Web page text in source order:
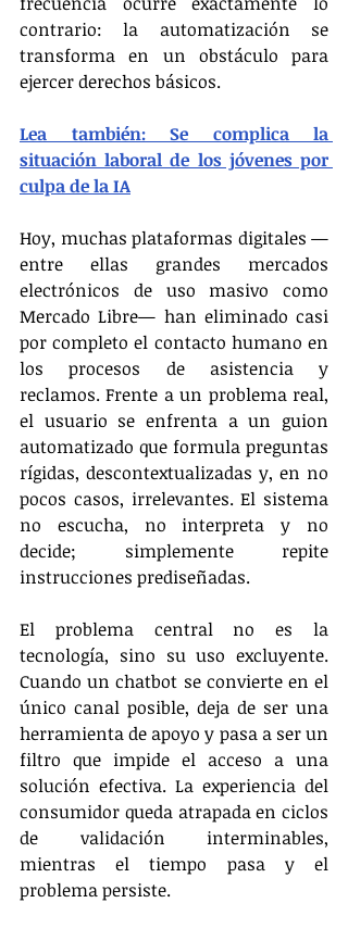
contrario: la automatización se
transforma en un obstáculo para
ejercer derechos básicos.
Lea también: Se complica la
situación laboral de los jóvenes por
culpa de la IA
Hoy, muchas plataformas digitales —
entre ellas grandes mercados
electrónicos de uso masivo como
Mercado Libre— han eliminado casi
por completo el contacto humano en
los procesos de asistencia y
reclamos. Frente a un problema real,
el usuario se enfrenta a un guion
automatizado que formula preguntas
rígidas, descontextualizadas y, en no
pocos casos, irrelevantes. El sistema
no escucha, no interpreta y no
decide; simplemente repite
instrucciones prediseñadas.
El problema central no es la
tecnología, sino su uso excluyente.
Cuando un chatbot se convierte en el
único canal posible, deja de ser una
herramienta de apoyo y pasa a ser un
filtro que impide el acceso a una
solución efectiva. La experiencia del
consumidor queda atrapada en ciclos
de validación interminables,
mientras el tiempo pasa y el
problema persiste.